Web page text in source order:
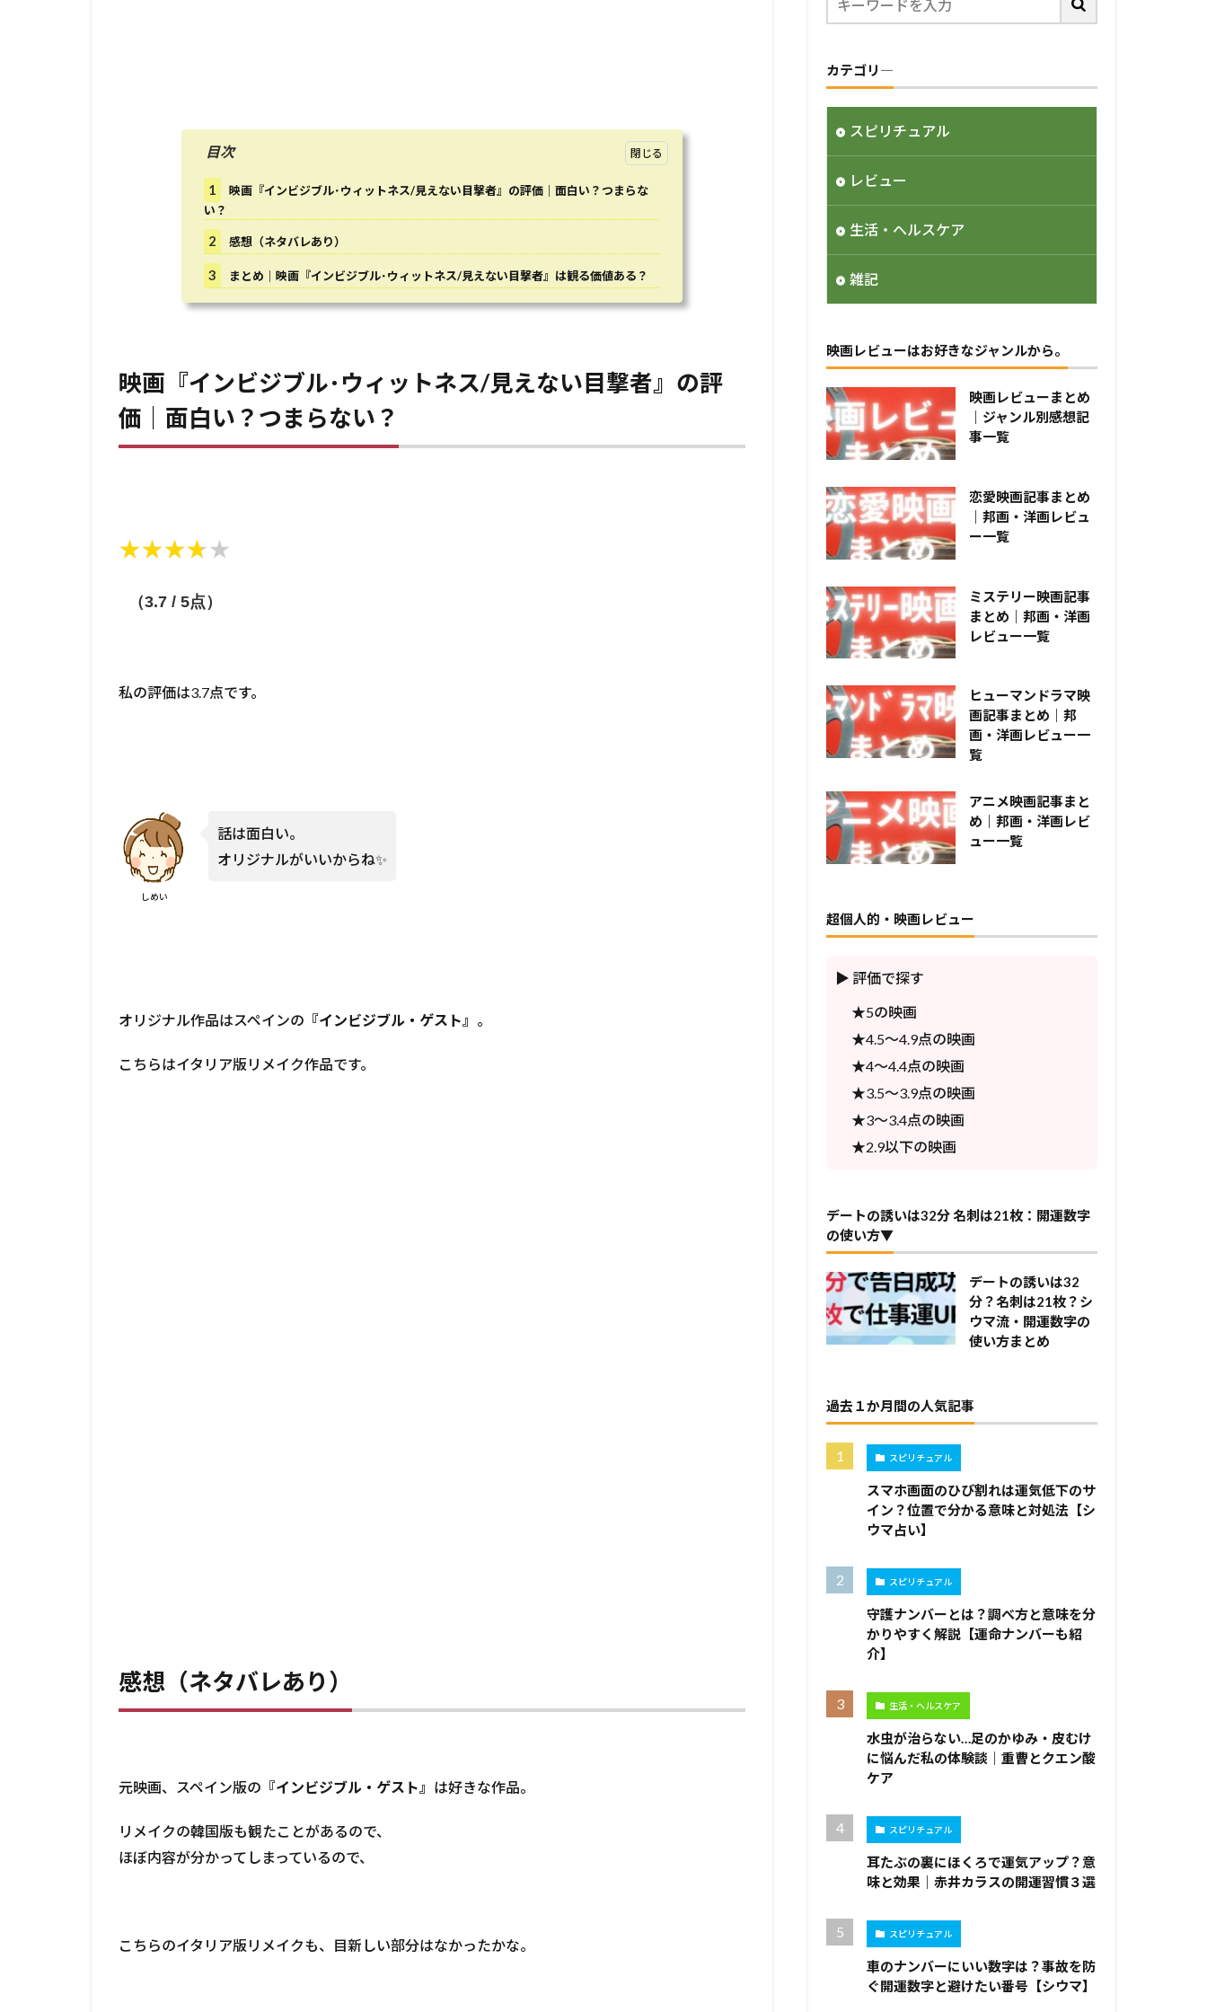
目次
1
映画『インビジブル･ウィットネス/見えない目撃者』の評価｜面白い？つまらな
い？
2 感想（ネタバレあり）
3 まとめ｜映画『インビジブル･ウィットネス/見えない目撃者』は観る価値ある？
映画『インビジブル･ウィットネス/見えない目撃者』の評
価｜面白い？つまらない？
★★★★★
★★★★★
（3.7 / 5点）
私の評価は3.7点です。
しめい
話は面白い。
オリジナルがいいからね✨
オリジナル作品はスペインの 『インビジブル・ゲスト』 。
こちらはイタリア版リメイク作品です。
感想（ネタバレあり）
元映画、スペイン版の 『インビジブル・ゲスト』 は好きな作品。
リメイクの韓国版も観たことがあるので、
ほぼ内容が分かってしまっているので、
こちらのイタリア版リメイクも、目新しい部分はなかったかな。
カテゴリ―
スピリチュアル
レビュー
生活・ヘルスケア
雑記
映画レビューはお好きなジャンルから。
映画レビューまとめ
｜ジャンル別感想記
事一覧
恋愛映画記事まとめ
｜邦画・洋画レビュ
ー一覧
ミステリー映画記事
まとめ｜邦画・洋画
レビュー一覧
ヒューマンドラマ映
画記事まとめ｜邦
画・洋画レビュー一
覧
アニメ映画記事まと
め｜邦画・洋画レビ
ュー一覧
超個人的・映画レビュー
▶ 評価で探す
★5の映画
★4.5〜4.9点の映画
★4〜4.4点の映画
★3.5〜3.9点の映画
★3〜3.4点の映画
★2.9以下の映画
デートの誘いは32分 名刺は21枚：開運数字
の使い方▼
デートの誘いは32
分？名刺は21枚？シ
ウマ流・開運数字の
使い方まとめ
過去１か月間の人気記事
スピリチュアル
スマホ画面のひび割れは運気低下のサ
イン？位置で分かる意味と対処法【シ
ウマ占い】
スピリチュアル
守護ナンバーとは？調べ方と意味を分
かりやすく解説【運命ナンバーも紹
介】
生活・ヘルスケア
水虫が治らない…足のかゆみ・皮むけ
に悩んだ私の体験談｜重曹とクエン酸
ケア
スピリチュアル
耳たぶの裏にほくろで運気アップ？意
味と効果｜赤井カラスの開運習慣３選
スピリチュアル
車のナンバーにいい数字は？事故を防
ぐ開運数字と避けたい番号【シウマ】